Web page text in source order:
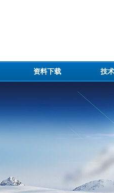
资料下载 技